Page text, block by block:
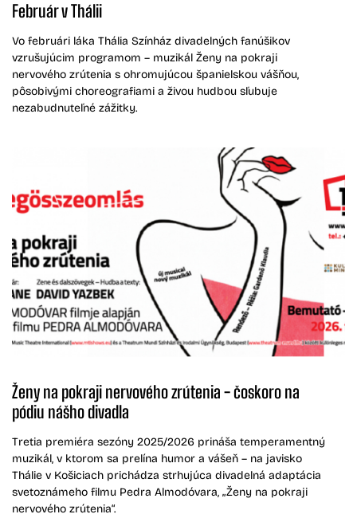
Február v Thálii
Vo februári láka Thália Színház divadelných fanúšikov
vzrušujúcim programom – muzikál Ženy na pokraji
nervového zrútenia s ohromujúcou španielskou vášňou,
pôsobivými choreografiami a živou hudbou sľubuje
nezabudnuteľné zážitky.​
Ženy na pokraji nervového zrútenia - čoskoro na
pódiu nášho divadla
Tretia premiéra sezóny 2025/2026 prináša temperamentný
muzikál, v ktorom sa prelína humor a vášeň – na javisko
Thálie v Košiciach prichádza strhujúca divadelná adaptácia
svetoznámeho filmu Pedra Almodóvara, „Ženy na pokraji
nervového zrútenia“.